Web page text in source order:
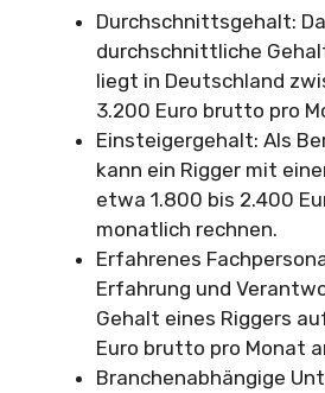
Durchschnittsgehalt:
durchschnittliche
liegt in Deutschland
3.200 Euro brutto pro
Einsteigergehalt: Als
kann ein Rigger mit
etwa 1.800 bis 2.400
monatlich rechnen.
Erfahrenes
Erfahrung und
Gehalt eines Riggers
Euro brutto pro Monat
Branchenabhängige